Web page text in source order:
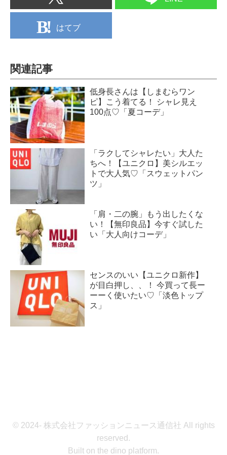
はてブ
関連記事
低身長さんは【しまむらワン
ピ】こう着てる！ シャレ見え
100点♡「夏コーデ」
「ラクしてシャレたい」大人た
ちへ！【ユニクロ】美シルエッ
トで大人気♡「スウェットパン
ツ」
「肩・二の腕」もう出したくな
い！【無印良品】今すぐ試した
い「大人向けコーデ」
センスのいい【ユニクロ新作】
が目白押し、、！ 今買って長ー
ーーく使いたい♡「淡色トップ
ス」
© 2024- 株式会社ファッションニュース通信社 All rights
reserved.
Built on the dino platform.